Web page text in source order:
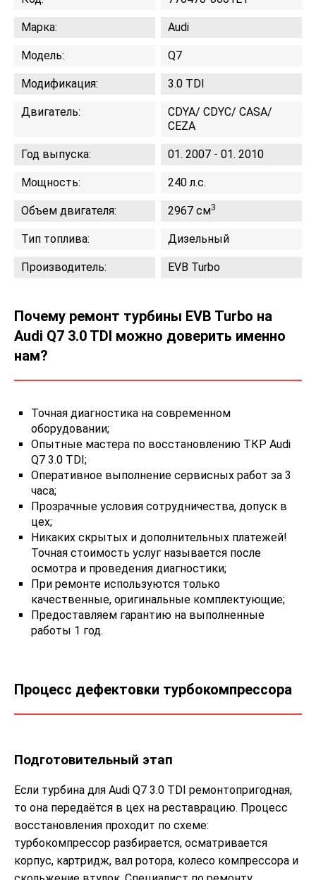
Марка: Audi
Модель: Q7
Модификация: 3.0 TDI
Двигатель:
CDYA/ CDYC/ CASA/
CEZA
Год выпуска: 01. 2007 - 01. 2010
Мощность: 240 л.с.
Объем двигателя: 2967 см3
Тип топлива: Дизельный
Производитель: EVB Turbo
Почему ремонт турбины EVB Turbo на
Audi Q7 3.0 TDI можно доверить именно
нам?
Точная диагностика на современном
оборудовании;
Опытные мастера по восстановлению ТКР Audi
Q7 3.0 TDI;
Оперативное выполнение сервисных работ за 3
часа;
Прозрачные условия сотрудничества, допуск в
цех;
Никаких скрытых и дополнительных платежей!
Точная стоимость услуг называется после
осмотра и проведения диагностики;
При ремонте используются только
качественные, оригинальные комплектующие;
Предоставляем гарантию на выполненные
работы 1 год.
Процесс дефектовки турбокомпрессора
Подготовительный этап
Если турбина для Audi Q7 3.0 TDI ремонтопригодная,
то она передаётся в цех на реставрацию. Процесс
восстановления проходит по схеме:
турбокомпрессор разбирается, осматривается
корпус, картридж, вал ротора, колесо компрессора и